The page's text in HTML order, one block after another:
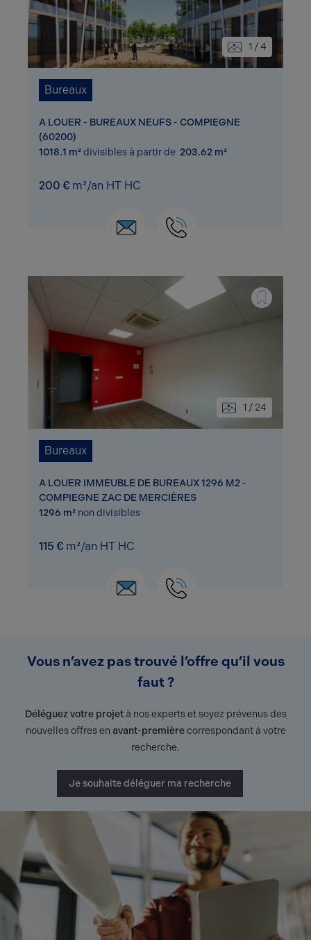
1 / 4
Bureaux
A LOUER - BUREAUX NEUFS - COMPIEGNE
(60200)
1018.1 m²divisibles à partir de 203.62 m²
200 € m²/an HT HC
1 / 24
Bureaux
A LOUER IMMEUBLE DE BUREAUX 1296 M2 -
COMPIEGNE ZAC DE MERCIÈRES
1296 m² non divisibles
115 € m²/an HT HC
Vous n’avez pas trouvé l’offre qu’il vous
faut ?
Déléguez votre projetà nos experts et soyez prévenus des
nouvelles offres en avant-premièrecorrespondant à votre
recherche.
Je souhaite déléguer ma recherche